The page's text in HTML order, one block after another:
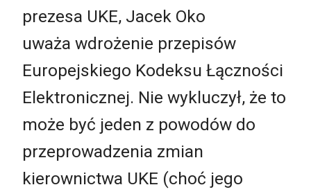
prezesa UKE, Jacek Oko
uważa wdrożenie przepisów
Europejskiego Kodeksu Łączności
Elektronicznej. Nie wykluczył, że to
może być jeden z powodów do
przeprowadzenia zmian
kierownictwa UKE (choć jego